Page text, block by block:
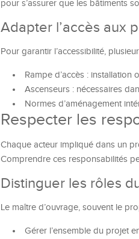
pour s’assurer que les bâtiments
Adapter l’accès aux
Pour garantir l’accessibilité,
Rampe d’accès : installation
Ascenseurs : nécessaires
Normes d’aménagement
Respecter les
Chaque acteur impliqué dans un
Comprendre ces responsabilités
Distinguer les rôles
Le maître d’ouvrage, souvent le
Gérer l’ensemble du projet